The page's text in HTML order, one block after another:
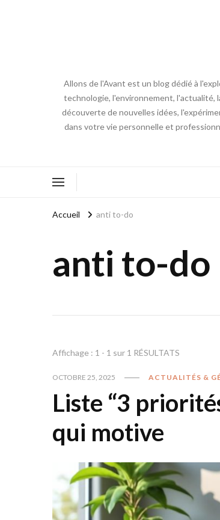
Allons de l'Avant est un blog dédié à
technologie, l'environnement, l'actualité,
découverte de nouvelles idées,
dans votre vie personnelle et
Accueil anti to-do
anti to-do
Affichage : 1 - 1 sur 1 RÉSULTATS
OCTOBRE 25, 2025 ACTUALITÉS &
Liste “3
qui motive